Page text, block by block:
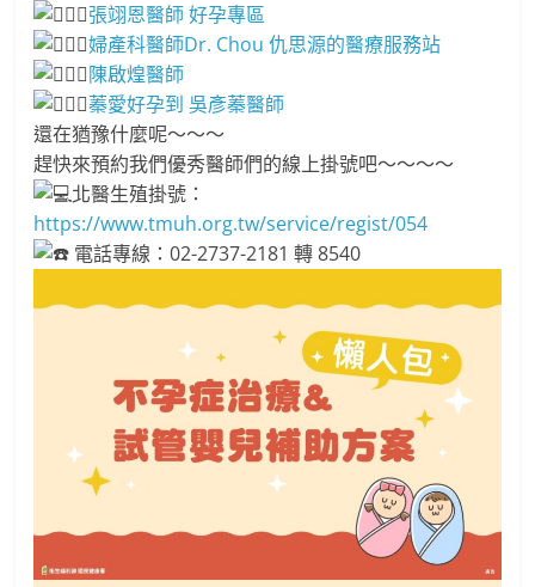
張翊恩醫師 好孕專區
婦產科醫師Dr. Chou 仇思源的醫療服務站
陳啟煌醫師
蓁愛好孕到 吳彥蓁醫師
還在猶豫什麼呢～～～
趕快來預約我們優秀醫師們的線上掛號吧～～～～
北醫生殖掛號：
https://www.tmuh.org.tw/service/regist/054
電話專線：02-2737-2181 轉 8540